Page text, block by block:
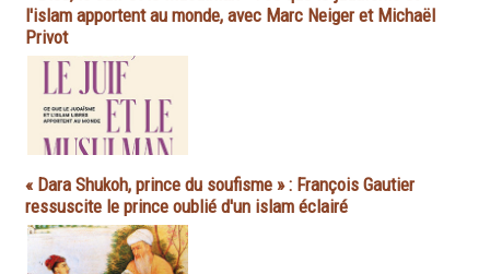
l'islam apportent au monde, avec Marc Neiger et Michaël
Privot
« Dara Shukoh, prince du soufisme » : François Gautier
ressuscite le prince oublié d'un islam éclairé